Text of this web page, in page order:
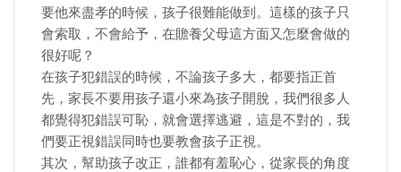
要他來盡孝的時候，孩子很難能做到。這樣的孩子只
會索取，不會給予，在贍養父母這方面又怎麼會做的
很好呢？
在孩子犯錯誤的時候，不論孩子多大，都要指正首
先，家長不要用孩子還小來為孩子開脫，我們很多人
都覺得犯錯誤可恥，就會選擇逃避，這是不對的，我
們要正視錯誤同時也要教會孩子正視。
其次，幫助孩子改正，誰都有羞恥心，從家長的角度